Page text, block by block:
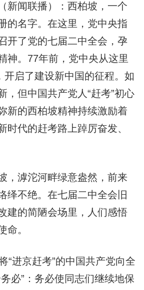
（新闻联播）：西柏坡，一个
的名字。在这里，党中央指
开了党的七届二中全会，孕
神。77年前，党中央从这里
开启了建设新中国的征程。如
，但中国共产党人“赶考”初心
新的西柏坡精神持续激励着
时代的赶考路上踔厉奋发、
，滹沱河畔绿意盎然，前来
绎不绝。在七届二中全会旧
建的简陋会场里，人们感悟
命。
“进京赶考”的中国共产党向全
必”：务必使同志们继续地保